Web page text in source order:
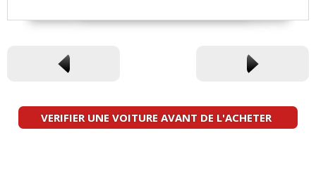
VERIFIER UNE VOITURE AVANT DE L'ACHETER